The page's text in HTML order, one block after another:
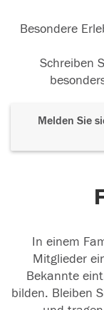
Besondere
Schreiben
Melden Sie
In einem
Mitglieder
Bekannte
bilden. Bleiben